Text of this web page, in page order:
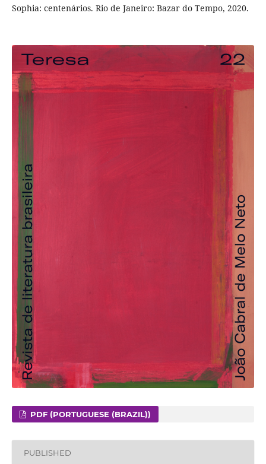
Sophia: centenários. Rio de Janeiro: Bazar do Tempo, 2020.
PDF (PORTUGUESE (BRAZIL))
PUBLISHED